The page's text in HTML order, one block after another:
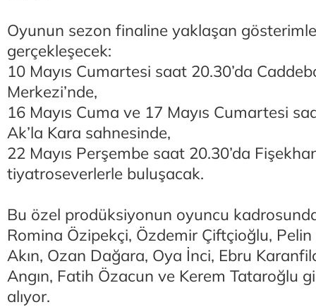
Oyunun sezon finaline yaklaşan
gerçekleşecek:
10 Mayıs Cumartesi saat 20.30’da
Merkezi’nde,
16 Mayıs Cuma ve 17 Mayıs Cumartesi
Ak’la Kara sahnesinde,
22 Mayıs Perşembe saat 20.30’da
tiyatroseverlerle buluşacak.
Bu özel prodüksiyonun oyuncu
Romina Özipekçi, Özdemir Çiftçioğlu, Pelin
Akın, Ozan Dağara, Oya İnci, Ebru
Angın, Fatih Özacun ve Kerem Tataroğlu
alıyor.